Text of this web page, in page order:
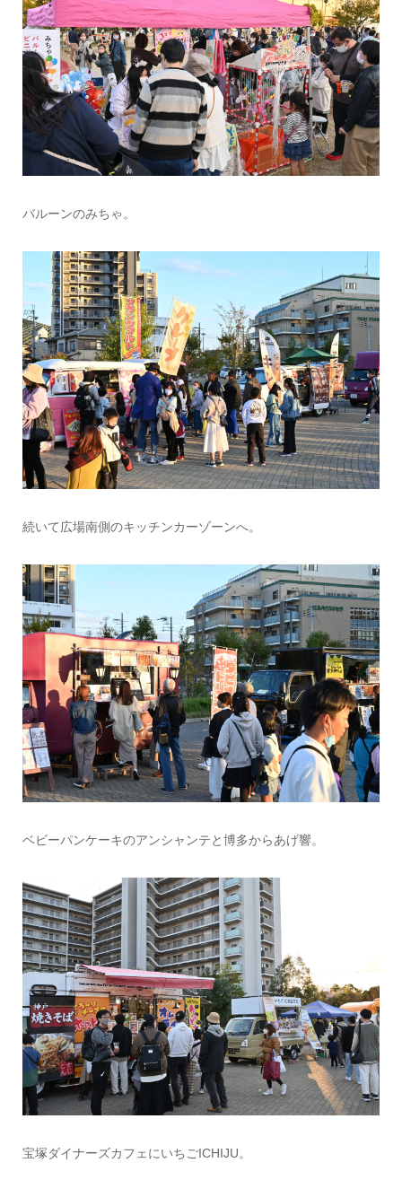
バルーンのみちゃ。
続いて広場南側のキッチンカーゾーンへ。
ベビーパンケーキのアンシャンテと博多からあげ響。
宝塚ダイナーズカフェにいちごICHIJU。